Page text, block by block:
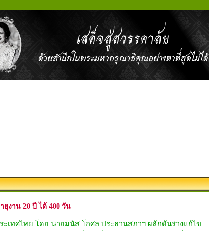
งาน 20 ปี ได้ 400 วัน
เทศไทย โดย นายมนัส โกศล ประธานสภาฯ ผลักดันร่างแก้ไข